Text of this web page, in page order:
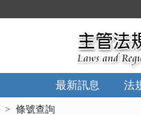
最新訊息 法
條號查詢